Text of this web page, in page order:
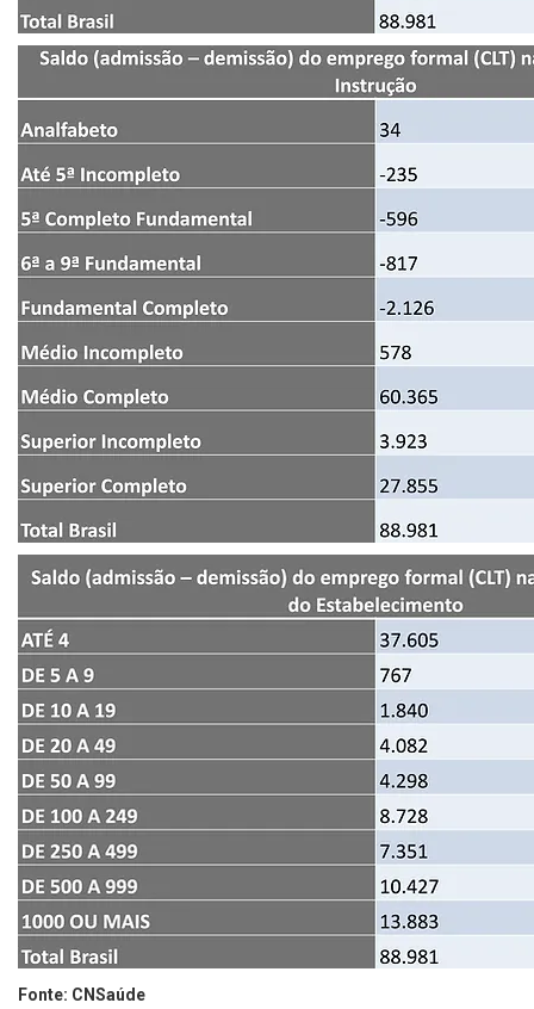
Fonte: CNSaúde